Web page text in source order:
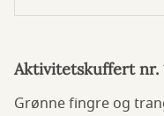
Aktivitetskuffert nr.
Grønne fingre og